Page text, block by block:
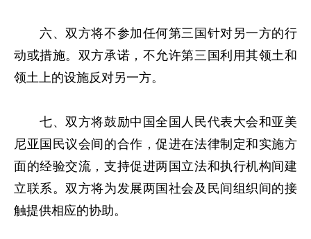
六、双方将不参加任何第三国针对另一方的行
动或措施。双方承诺，不允许第三国利用其领土和
领土上的设施反对另一方。
七、双方将鼓励中国全国人民代表大会和亚美
尼亚国民议会间的合作，促进在法律制定和实施方
面的经验交流，支持促进两国立法和执行机构间建
立联系。双方将为发展两国社会及民间组织间的接
触提供相应的协助。